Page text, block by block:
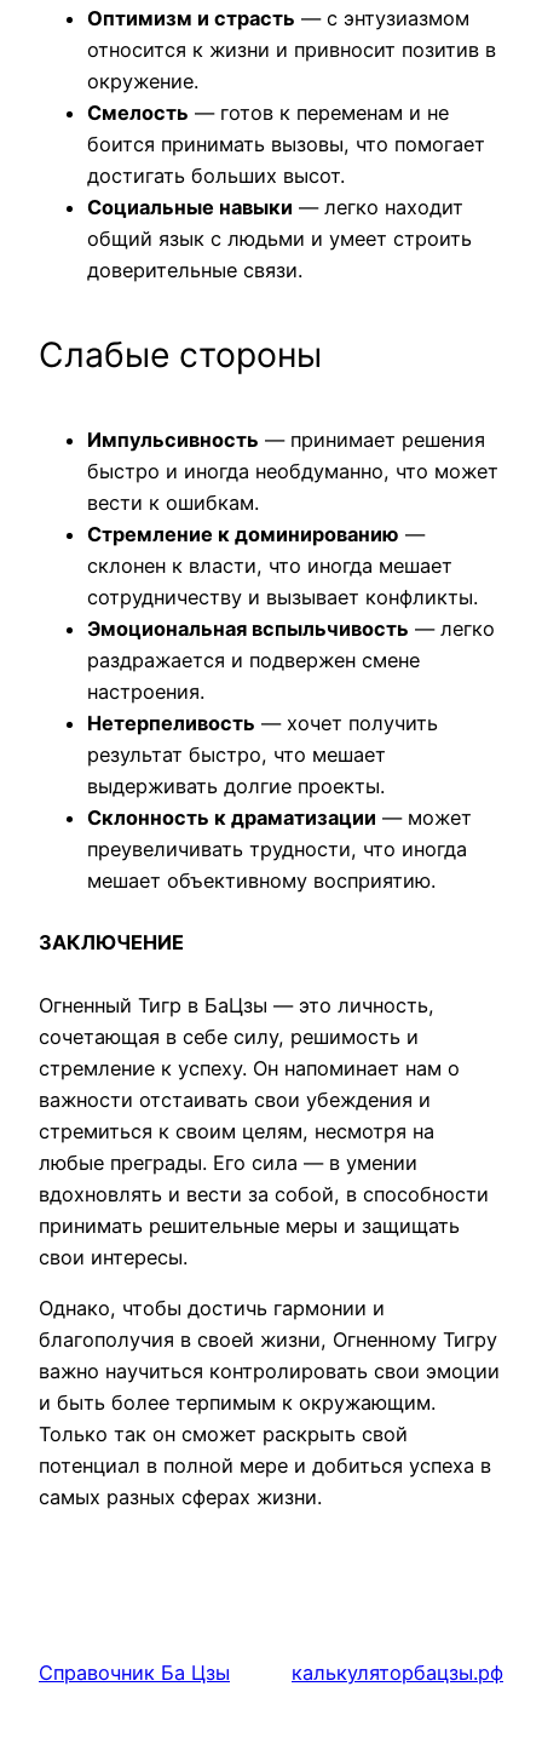
Оптимизм и страсть — с энтузиазмом
относится к жизни и привносит позитив в
окружение.
Смелость — готов к переменам и не
боится принимать вызовы, что помогает
достигать больших высот.
Социальные навыки — легко находит
общий язык с людьми и умеет строить
доверительные связи.
Слабые стороны
Импульсивность — принимает решения
быстро и иногда необдуманно, что может
вести к ошибкам.
Стремление к доминированию —
склонен к власти, что иногда мешает
сотрудничеству и вызывает конфликты.
Эмоциональная вспыльчивость — легко
раздражается и подвержен смене
настроения.
Нетерпеливость — хочет получить
результат быстро, что мешает
выдерживать долгие проекты.
Склонность к драматизации — может
преувеличивать трудности, что иногда
мешает объективному восприятию.
ЗАКЛЮЧЕНИЕ
Огненный Тигр в БаЦзы — это личность,
сочетающая в себе силу, решимость и
стремление к успеху. Он напоминает нам о
важности отстаивать свои убеждения и
стремиться к своим целям, несмотря на
любые преграды. Его сила — в умении
вдохновлять и вести за собой, в способности
принимать решительные меры и защищать
свои интересы.
Однако, чтобы достичь гармонии и
благополучия в своей жизни, Огненному Тигру
важно научиться контролировать свои эмоции
и быть более терпимым к окружающим.
Только так он сможет раскрыть свой
потенциал в полной мере и добиться успеха в
самых разных сферах жизни.
Справочник Ба Цзы калькуляторбацзы.рф